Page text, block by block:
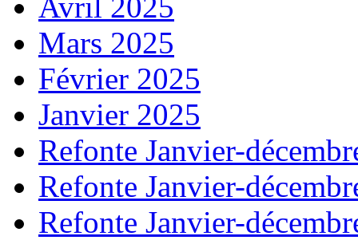
Mars 2025
Février 2025
Janvier 2025
Refonte Janvier-
Refonte Janvier-
Refonte Janvier-